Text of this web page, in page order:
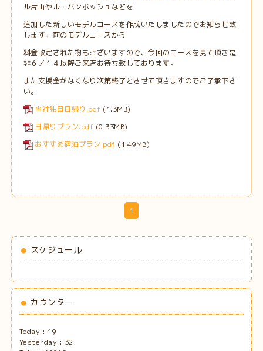
ル片山やル・バンボッシュなどを
追加した新しいモデルコースを作成いたしましたのでお知らせ致
します。前のモデルコースから
料金改定された物もございますので、今回のコースを見て頂き是
非６／１４以降ご来店お待ち致しております。
また支援金がなくなり次第終了とさせて頂きますのでご了承下さ
い。
当社独自日帰り.pdf (1.3MB)
日帰りプラン.pdf (0.33MB)
おすすめ宿泊プラン.pdf (1.49MB)
1
スケジュール
カウンター
Today : 19
Yesterday : 32